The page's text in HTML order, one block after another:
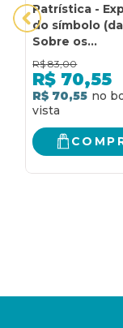
Patrística -
do símbolo
Sobre os
sacramentos |
os mistérios |
penitência -
R$ 83,00
R$ 70,55
R$ 70,55